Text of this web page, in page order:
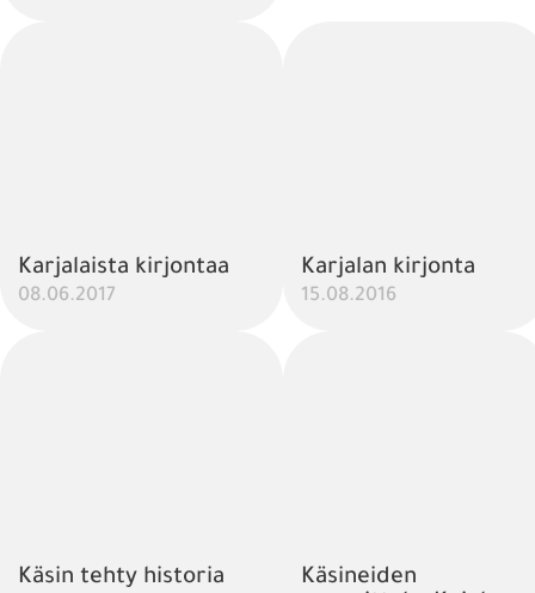
Karjalaista kirjontaa
08.06.2017
Karjalan kirjonta
15.08.2016
Käsin tehty historia
Käsineiden